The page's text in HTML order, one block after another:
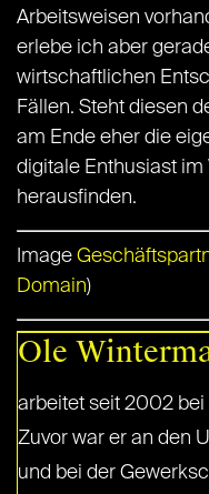
Arbeitsweisen
erlebe ich aber
wirtschaftlichen
Fällen. Steht diesen
am Ende eher die
digitale Enthusiast im
herausfinden.
Image
Domain)
Ole
arbeitet seit 2002 bei
Zuvor war er an den
und bei der